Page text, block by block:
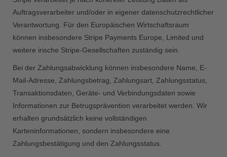
Auftragsverarbeiter und/oder in eigener datenschutzrechtlicher
Verantwortung. Für den Europäischen Wirtschaftsraum
können insbesondere Stripe Payments Europe, Limited und
weitere irische Stripe-Gesellschaften zuständig sein.
Bei der Zahlungsabwicklung können insbesondere Name, E-
Mail-Adresse, Zahlungsbetrag, Zahlungsart, Zahlungsstatus,
Transaktionsdaten, Geräte- und Verbindungsdaten sowie
Informationen zur Betrugsprävention verarbeitet werden. Wir
erhalten grundsätzlich keine vollständigen
Karteninformationen, sondern insbesondere eine
Zahlungsbestätigung und den Zahlungsstatus.